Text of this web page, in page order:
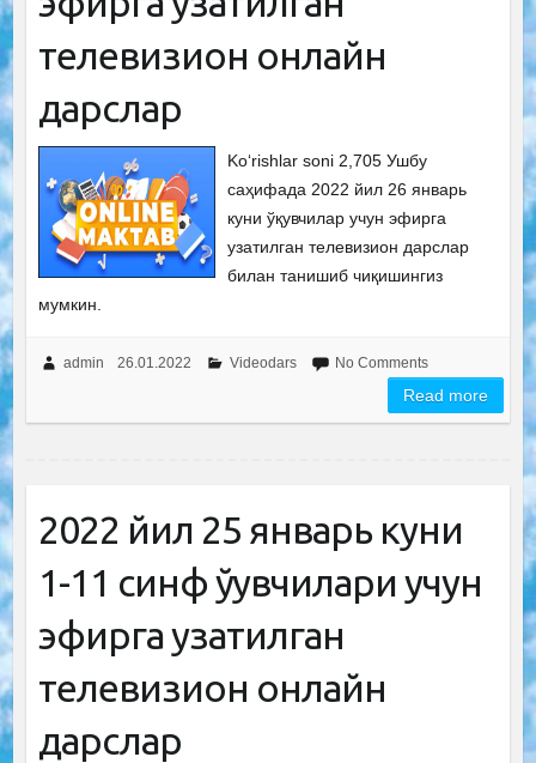
телевизион онлайн
дарслар
Ko‘rishlar soni 2,705 Ушбу
саҳифада 2022 йил 26 январь
куни ўқувчилар учун эфирга
узатилган телевизион дарслар
билан танишиб чиқишингиз
мумкин.
admin 26.01.2022 Videodars No Comments
Read more
2022 йил 25 январь куни
1-11 синф ўқувчилари учун
эфирга узатилган
телевизион онлайн
дарслар